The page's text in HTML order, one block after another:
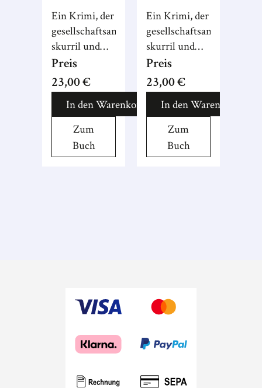
Ein Krimi, der
gesellschaftsanalytisch,
skurril und
erschütternd
zugleich ist.
Preis
23,00 €
In den Warenkorb
Zum
Buch
Ein Krimi, der
gesellschaftsanalytisch,
skurril und
erschütternd
zugleich ist.
Preis
23,00 €
In den Warenkorb
Zum
Buch